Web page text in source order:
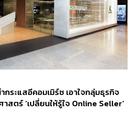
ระแสอีคอมเมิร์ซ เอาใจกลุ่มธุรกิจ
สตร์ ‘เปลี่ยนให้รู้ใจ Online Seller’